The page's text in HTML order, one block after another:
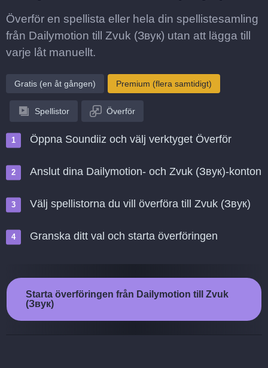
Överför en spellista eller hela din spellistesamling
från Dailymotion till Zvuk (Звук) utan att lägga till
varje låt manuellt.
Gratis (en åt gången) Premium (flera samtidigt)
Spellistor Överför
Öppna Soundiiz och välj verktyget Överför
Anslut dina Dailymotion- och Zvuk (Звук)-konton
Välj spellistorna du vill överföra till Zvuk (Звук)
Granska ditt val och starta överföringen
Starta överföringen från Dailymotion till Zvuk
(Звук)